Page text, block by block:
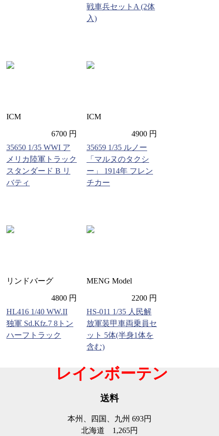
戦車兵セットA (2体
入)
ICM
6700 円
35650 1/35 WWI ア
メリカ陸軍トラック
スタンダード B リ
バティ
ICM
4900 円
35659 1/35 ルノー
「マルヌのタクシ
ー」 1914年 フレン
チカー
リンドバーグ
4800 円
HL416 1/40 WW.II
独軍 Sd.Kfz.7 8トン
ハーフトラック
MENG Model
2200 円
HS-011 1/35 人民解
放軍装甲車両乗員セ
ット 5体(半身1体を
含む)
レインボーテン
送料
本州、四国、九州 693円
北海道 1,265円